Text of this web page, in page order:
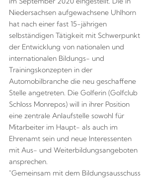
Niedersachsen aufgewachsene Uhlhorn
hat nach einer fast 15-jährigen
selbständigen Tätigkeit mit Schwerpunkt
der Entwicklung von nationalen und
internationalen Bildungs- und
Trainingskonzepten in der
Automobilbranche die neu geschaffene
Stelle angetreten. Die Golferin (Golfclub
Schloss Monrepos) will in ihrer Position
eine zentrale Anlaufstelle sowohl für
Mitarbeiter im Haupt- als auch im
Ehrenamt sein und neue Interessenten
mit Aus- und Weiterbildungsangeboten
ansprechen.
"Gemeinsam mit dem Bildungsausschuss